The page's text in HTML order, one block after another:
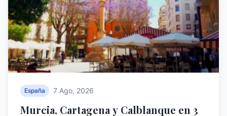
España 7 Ago, 2026
Murcia, Cartagena y Calblanque en 3